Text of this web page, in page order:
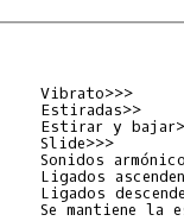
Vibrato>>>
Estirar y
Slide>>>
Sonidos
Ligados
Ligados
Se mantiene la